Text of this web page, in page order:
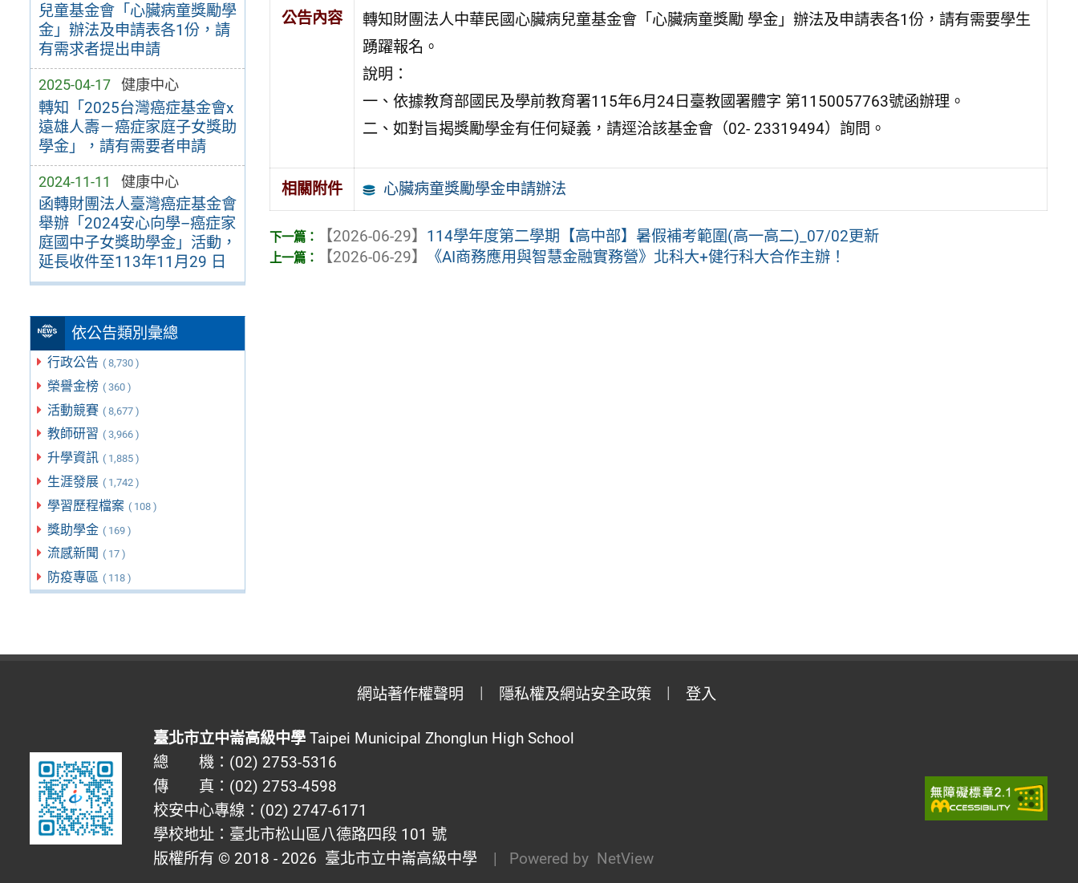
兒童基金會「心臟病童獎勵學
金」辦法及申請表各1份，請
有需求者提出申請
2025-04-17 健康中心
轉知「2025台灣癌症基金會x
遠雄人壽－癌症家庭子女獎助
學金」，請有需要者申請
2024-11-11 健康中心
函轉財團法人臺灣癌症基金會
舉辦「2024安心向學–癌症家
庭國中子女獎助學金」活動，
延長收件至113年11月29 日
依公告類別彙總
行政公告 ( 8,730 )
榮譽金榜 ( 360 )
活動競賽 ( 8,677 )
教師研習 ( 3,966 )
升學資訊 ( 1,885 )
生涯發展 ( 1,742 )
學習歷程檔案 ( 108 )
獎助學金 ( 169 )
流感新聞 ( 17 )
防疫專區 ( 118 )
公告內容
轉知財團法人中華民國心臟病兒童基金會「心臟病童獎勵 學金」辦法及申請表各1份，請有需要學生
踴躍報名。
說明：
一、依據教育部國民及學前教育署115年6月24日臺教國署體字 第1150057763號函辦理。
二、如對旨揭獎勵學金有任何疑義，請逕洽該基金會（02- 23319494）詢問。
相關附件 心臟病童獎勵學金申請辦法
【2026-06-29】 114學年度第二學期【高中部】暑假補考範圍(高一高二)_07/02更新
【2026-06-29】
《AI商務應用與智慧金融實務營》北科大+健行科大合作主辦！
網站著作權聲明 隱私權及網站安全政策 登入
臺北市立中崙高級中學Taipei Municipal Zhonglun High School
總 機：(02) 2753-5316
傳 真：(02) 2753-4598
校安中心專線：(02) 2747-6171
學校地址：臺北市松山區八德路四段 101 號
版權所有 © 2018 - 2026 臺北市立中崙高級中學 | Powered by NetView